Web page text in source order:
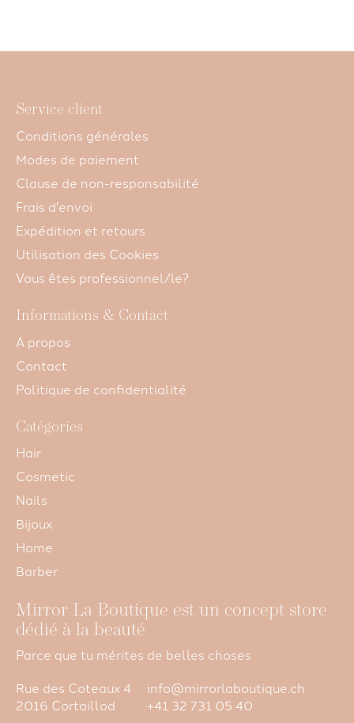
Service client
Conditions générales
Modes de paiement
Clause de non-responsabilité
Frais d'envoi
Expédition et retours
Utilisation des Cookies
Vous êtes professionnel/le?
Informations & Contact
A propos
Contact
Politique de confidentialité
Catégories
Hair
Cosmetic
Nails
Bijoux
Home
Barber
Mirror La Boutique est un concept store
dédié à la beauté
Parce que tu mérites de belles choses
Rue des Coteaux 4
2016 Cortaillod
info@mirrorlaboutique.ch
+41 32 731 05 40